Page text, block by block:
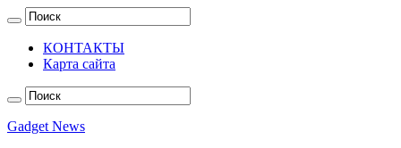
КОНТАКТЫ
Карта сайта
Gadget News